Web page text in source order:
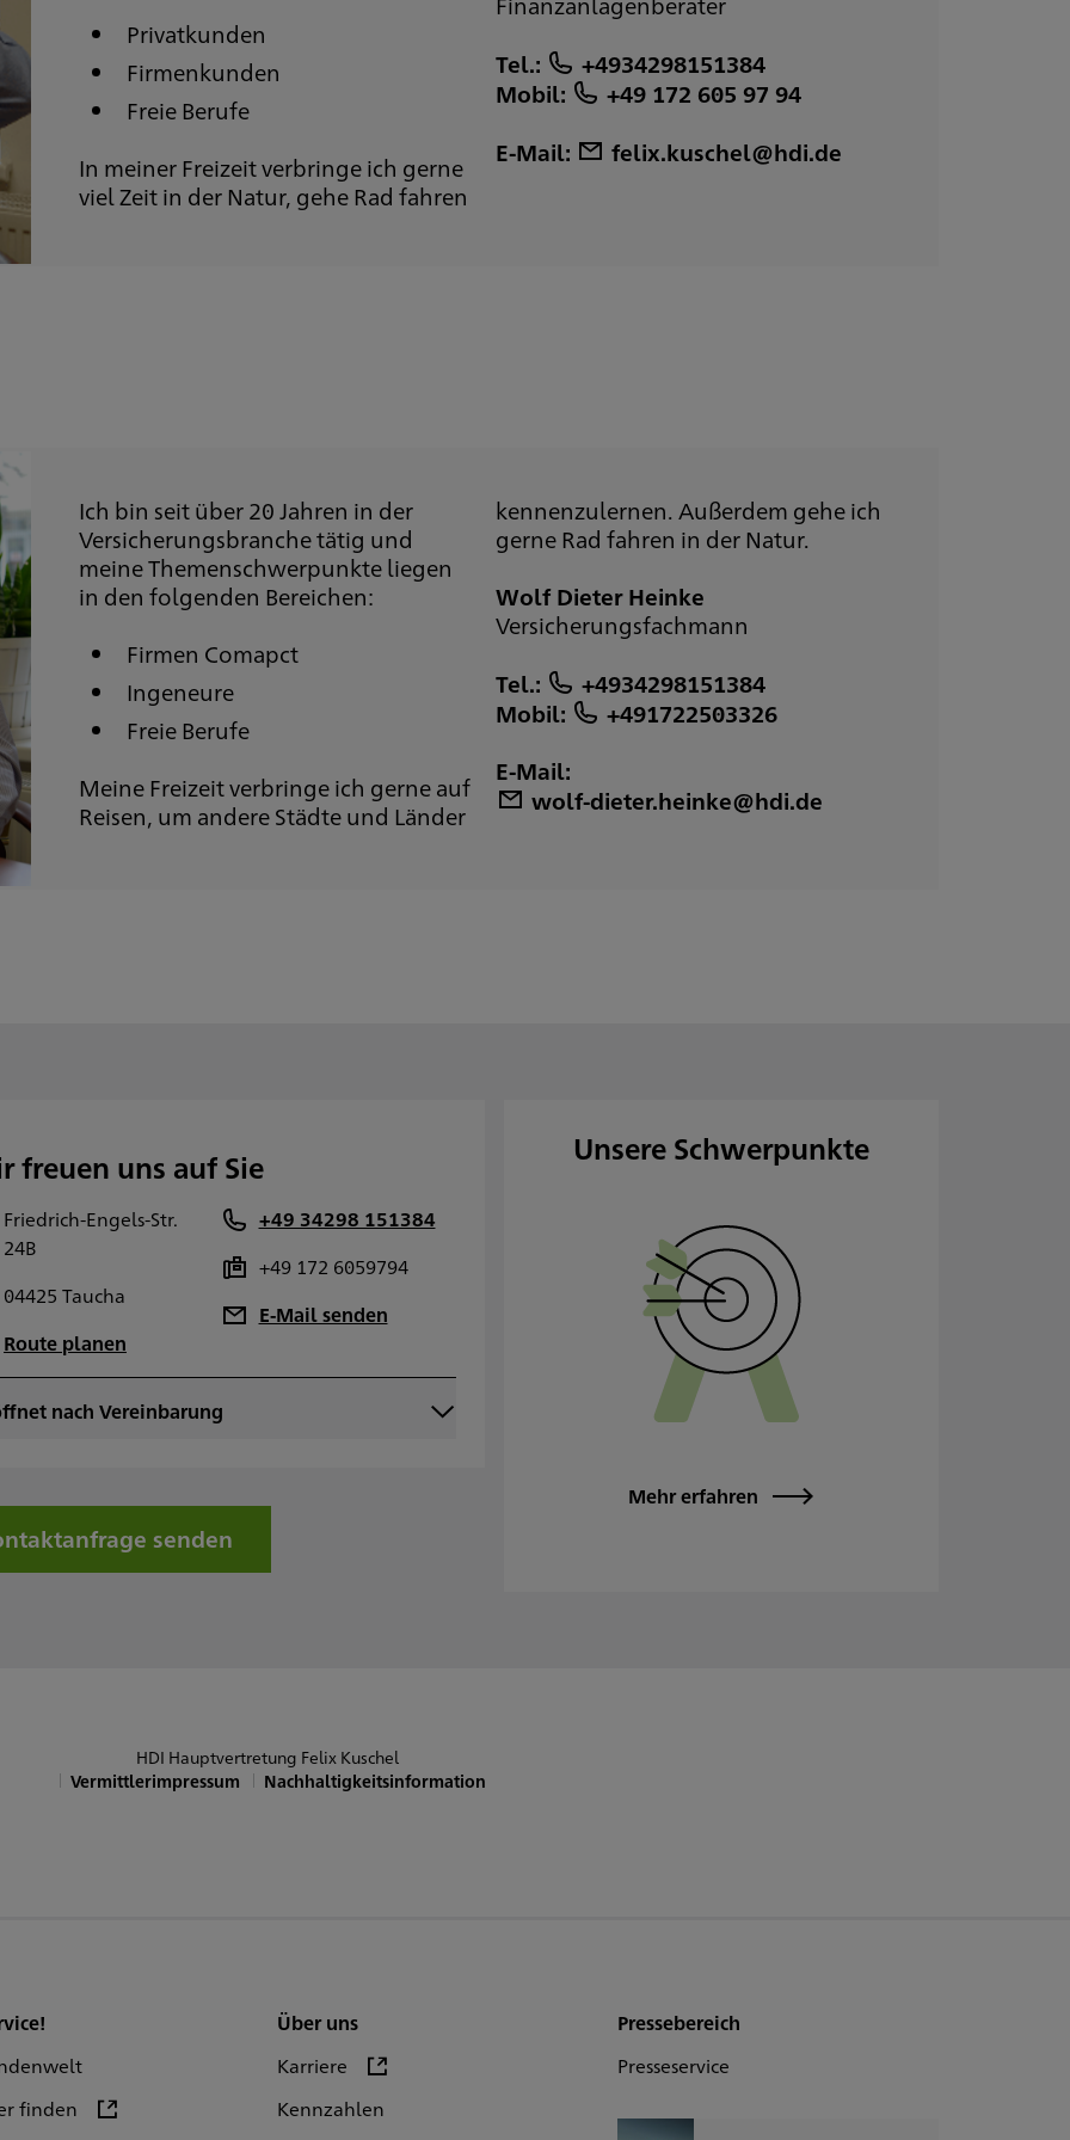
Privatkunden
Firmenkunden
Freie Berufe
In meiner Freizeit verbringe ich gerne
viel Zeit in der Natur, gehe Rad fahren
Tel.:
+4934298151384
Mobil:
+49 172 605 97 94
E-Mail:
felix.kuschel@hdi.de
Ich bin seit über 20 Jahren in der
Versicherungsbranche tätig und
meine Themenschwerpunkte liegen
in den folgenden Bereichen:
Firmen Comapct
Ingeneure
Freie Berufe
Meine Freizeit verbringe ich gerne auf
Reisen, um andere Städte und Länder
kennenzulernen. Außerdem gehe ich
gerne Rad fahren in der Natur.
Wolf Dieter Heinke
Versicherungsfachmann
Tel.:
+4934298151384
Mobil:
+491722503326
E-Mail:
wolf-dieter.heinke@hdi.de
freuen uns auf Sie
Friedrich-Engels-Str.
24B
04425 Taucha
Route planen
+49 34298 151384
+49 172 6059794
E-Mail senden
nach Vereinbarung
senden
Unsere Schwerpunkte
Mehr erfahren
HDI Hauptvertretung Felix Kuschel
Vermittlerimpressum
Nachhaltigkeitsinformation
finden
Über uns
Karriere
Kennzahlen
Pressebereich
Presseservice